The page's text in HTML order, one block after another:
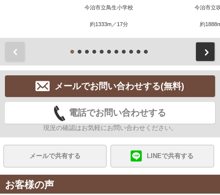
今治市立鳥生小学校
約1333m／17分
今治市立
約
メールでお問い合わせする(無料)
電話でお問い合わせする
現況の確認はお気軽にお問い合わせください。
メールで共有する LINEで共有する
お客様の声